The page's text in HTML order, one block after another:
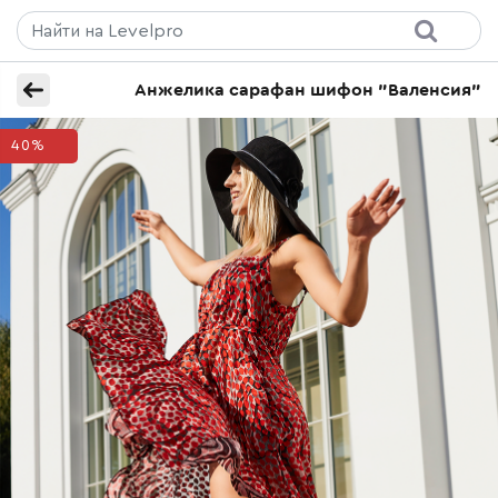
Анжелика сарафан шифон "Валенсия"
40%